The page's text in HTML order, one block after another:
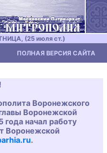
(25 июля ст.)
ПОЛНАЯ ВЕРСИЯ САЙТА
Воронежского
Воронежской
года начал работу
Воронежской
.